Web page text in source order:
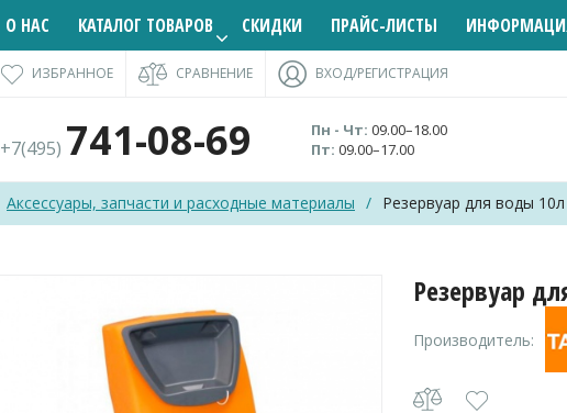
О НАС КАТАЛОГ ТОВАРОВ СКИДКИ ПРАЙС-ЛИСТЫ
ИЗБРАННОЕ СРАВНЕНИЕ ВХОД/РЕГИСТРАЦИЯ
+7(495) 741-08-69 Пн - Чт: 09.00–18.00
Пт: 09.00–17.00
Аксессуары, запчасти и расходные материалы / Резервуар для воды 10л
Резервуар
Производитель: